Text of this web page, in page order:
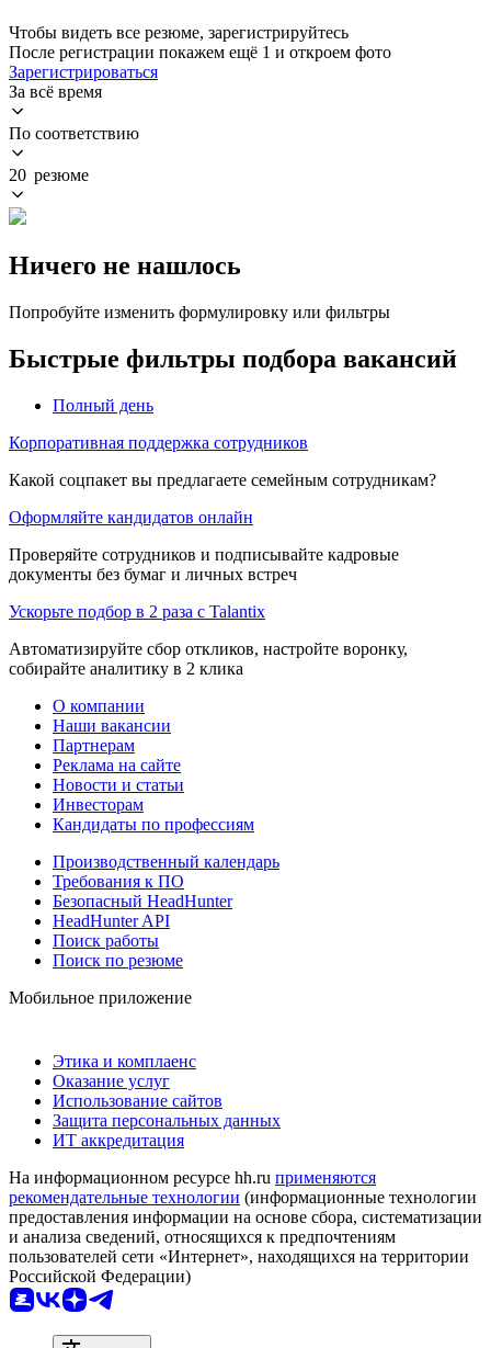
Чтобы видеть все резюме, зарегистрируйтесь
После регистрации покажем ещё 1 и откроем фото
Зарегистрироваться
За всё время
По соответствию
20 резюме
Ничего не нашлось
Попробуйте изменить формулировку или фильтры
Быстрые фильтры подбора вакансий
Полный день
Корпоративная поддержка сотрудников
Какой соцпакет вы предлагаете семейным сотрудникам?
Оформляйте кандидатов онлайн
Проверяйте сотрудников и подписывайте кадровые
документы без бумаг и личных встреч
Ускорьте подбор в 2 раза с Talantix
Автоматизируйте сбор откликов, настройте воронку,
собирайте аналитику в 2 клика
О компании
Наши вакансии
Партнерам
Реклама на сайте
Новости и статьи
Инвесторам
Кандидаты по профессиям
Производственный календарь
Требования к ПО
Безопасный HeadHunter
HeadHunter API
Поиск работы
Поиск по резюме
Мобильное приложение
Этика и комплаенс
Оказание услуг
Использование сайтов
Защита персональных данных
ИТ аккредитация
На информационном ресурсе hh.ru применяются
рекомендательные технологии (информационные технологии
предоставления информации на основе сбора, систематизации
и анализа сведений, относящихся к предпочтениям
пользователей сети «Интернет», находящихся на территории
Российской Федерации)